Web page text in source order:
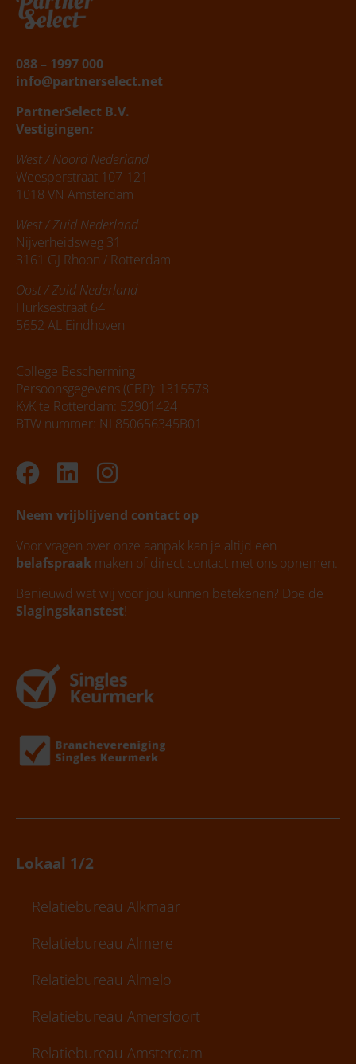
088 – 1997 000
info@partnerselect.net
PartnerSelect B.V.
Vestigingen:
West / Noord Nederland
Weesperstraat 107-121
1018 VN Amsterdam
West / Zuid Nederland
Nijverheidsweg 31
3161 GJ Rhoon / Rotterdam
Oost / Zuid Nederland
Hurksestraat 64
5652 AL Eindhoven
College Bescherming
Persoonsgegevens (CBP): 1315578
KvK te Rotterdam: 52901424
BTW nummer: NL850656345B01
Facebook
LinkedinInstagram
Neem vrijblijvend contact op
Voor vragen over onze aanpak kan je altijd een
belafspraak maken of direct contact met ons opnemen.
Benieuwd wat wij voor jou kunnen betekenen? Doe de
Slagingskanstest!
Lokaal 1/2
Relatiebureau Alkmaar
Relatiebureau Almere
Relatiebureau Almelo
Relatiebureau Amersfoort
Relatiebureau Amsterdam